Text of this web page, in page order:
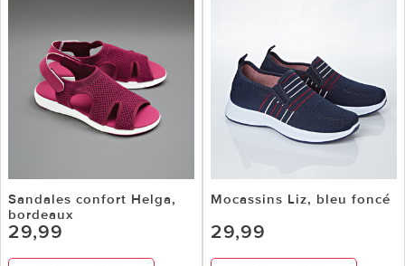
Sandales confort Helga,
bordeaux
29,99
Mocassins Liz, bleu foncé
29,99